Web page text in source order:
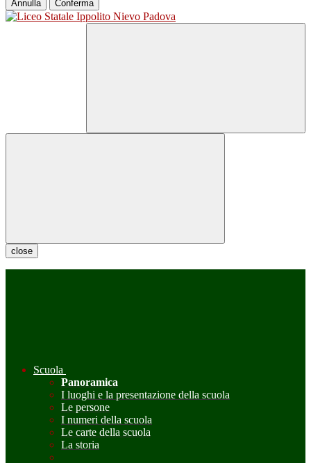
Annulla Conferma
close
Scuola
Panoramica
I luoghi e la presentazione della scuola
Le persone
I numeri della scuola
Le carte della scuola
La storia